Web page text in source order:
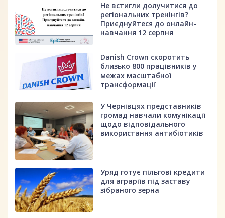
Не встигли долучитися до
регіональних тренінгів?
Приєднуйтеся до онлайн-
навчання 12 серпня
Danish Crown скоротить
близько 800 працівників у
межах масштабної
трансформації
У Чернівцях представників
громад навчали комунікації
щодо відповідального
використання антибіотиків
Уряд готує пільгові кредити
для аграріїв під заставу
зібраного зерна